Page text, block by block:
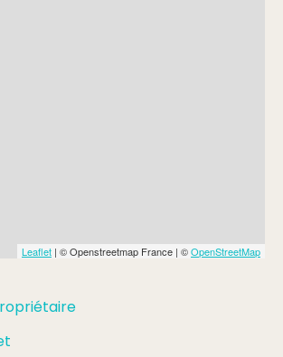
Leaflet | © Openstreetmap France | ©OpenStreetMap